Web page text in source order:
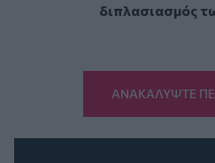
διπλασιασμός
ΑΝΑΚΑΛΥΨΤΕ